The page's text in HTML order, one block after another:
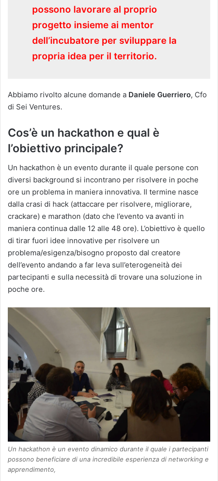
possono lavorare al proprio
progetto insieme ai mentor
dell’incubatore per sviluppare la
propria idea per il territorio.
Abbiamo rivolto alcune domande a Daniele Guerriero, Cfo
di Sei Ventures.
Cos’è un hackathon e qual è
l’obiettivo principale?
Un hackathon è un evento durante il quale persone con
diversi background si incontrano per risolvere in poche
ore un problema in maniera innovativa. Il termine nasce
dalla crasi di hack (attaccare per risolvere, migliorare,
crackare) e marathon (dato che l’evento va avanti in
maniera continua dalle 12 alle 48 ore). L’obiettivo è quello
di tirar fuori idee innovative per risolvere un
problema/esigenza/bisogno proposto dal creatore
dell’evento andando a far leva sull’eterogeneità dei
partecipanti e sulla necessità di trovare una soluzione in
poche ore.
Un hackathon è un evento dinamico durante il quale i partecipanti
possono beneficiare di una incredibile esperienza di networking e
apprendimento,